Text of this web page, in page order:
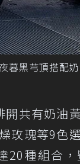
暮黑芎頂搭配
共有奶油
玫瑰等9色
20種組合